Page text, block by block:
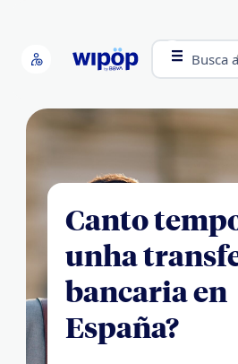
Busca
Canto
unha
bancaria en
España?